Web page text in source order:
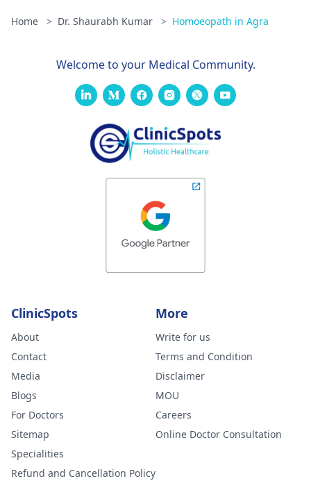
Home > Dr. Shaurabh Kumar > Homoeopath in Agra
Welcome to your Medical Community.
ClinicSpots
About
Contact
Media
Blogs
For Doctors
Sitemap
Specialities
Refund and Cancellation Policy
More
Write for us
Terms and Condition
Disclaimer
MOU
Careers
Online Doctor Consultation